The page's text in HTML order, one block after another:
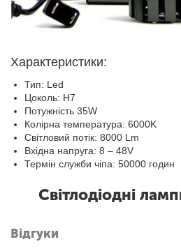
Характеристики:
Тип: Led
Цоколь: H7
Потужність 35W
Колірна температура: 6000K
Світловий потік: 8000 Lm
Вхідна напруга: 8 – 48V
Термін служби чіпа: 50000 годин
Світлодіодні
Відгуки